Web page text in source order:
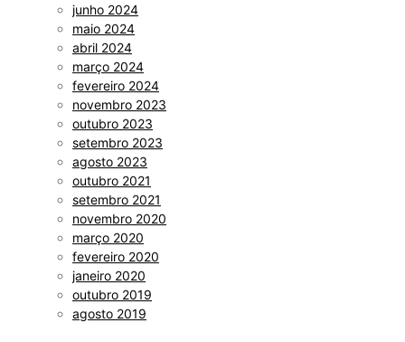
junho 2024
maio 2024
abril 2024
março 2024
fevereiro 2024
novembro 2023
outubro 2023
setembro 2023
agosto 2023
outubro 2021
setembro 2021
novembro 2020
março 2020
fevereiro 2020
janeiro 2020
outubro 2019
agosto 2019